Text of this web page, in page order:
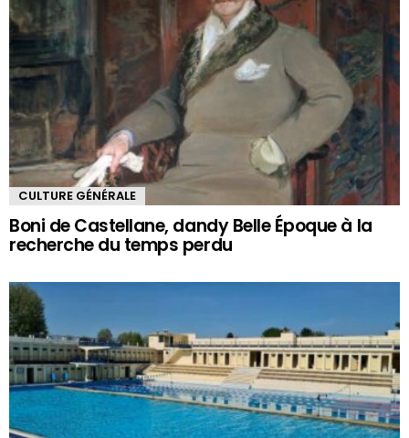
CULTURE GÉNÉRALE
Boni de Castellane, dandy Belle Époque à la
recherche du temps perdu